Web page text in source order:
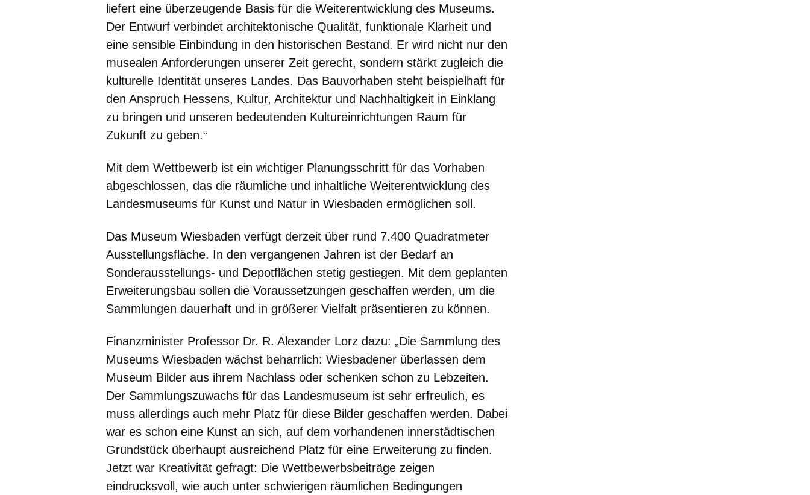
liefert eine überzeugende Basis für die Weiterentwicklung des Museums.
Der Entwurf verbindet architektonische Qualität, funktionale Klarheit und
eine sensible Einbindung in den historischen Bestand. Er wird nicht nur den
musealen Anforderungen unserer Zeit gerecht, sondern stärkt zugleich die
kulturelle Identität unseres Landes. Das Bauvorhaben steht beispielhaft für
den Anspruch Hessens, Kultur, Architektur und Nachhaltigkeit in Einklang
zu bringen und unseren bedeutenden Kultureinrichtungen Raum für
Zukunft zu geben.“
Mit dem Wettbewerb ist ein wichtiger Planungsschritt für das Vorhaben
abgeschlossen, das die räumliche und inhaltliche Weiterentwicklung des
Landesmuseums für Kunst und Natur in Wiesbaden ermöglichen soll.
Das Museum Wiesbaden verfügt derzeit über rund 7.400 Quadratmeter
Ausstellungsfläche. In den vergangenen Jahren ist der Bedarf an
Sonderausstellungs- und Depotflächen stetig gestiegen. Mit dem geplanten
Erweiterungsbau sollen die Voraussetzungen geschaffen werden, um die
Sammlungen dauerhaft und in größerer Vielfalt präsentieren zu können.
Finanzminister Professor Dr. R. Alexander Lorz dazu: „Die Sammlung des
Museums Wiesbaden wächst beharrlich: Wiesbadener überlassen dem
Museum Bilder aus ihrem Nachlass oder schenken schon zu Lebzeiten.
Der Sammlungszuwachs für das Landesmuseum ist sehr erfreulich, es
muss allerdings auch mehr Platz für diese Bilder geschaffen werden. Dabei
war es schon eine Kunst an sich, auf dem vorhandenen innerstädtischen
Grundstück überhaupt ausreichend Platz für eine Erweiterung zu finden.
Jetzt war Kreativität gefragt: Die Wettbewerbsbeiträge zeigen
eindrucksvoll, wie auch unter schwierigen räumlichen Bedingungen